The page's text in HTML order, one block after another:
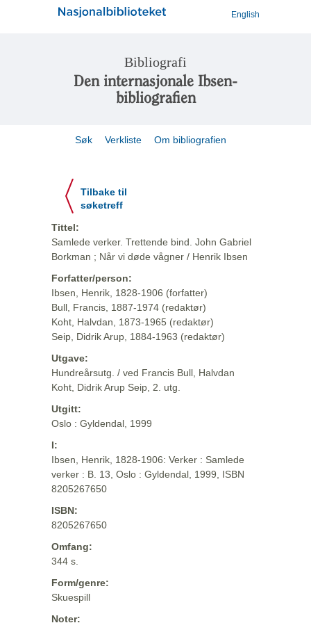
English
Bibliografi
Den internasjonale Ibsen-
bibliografien
Søk Verkliste Om bibliografien
Tilbake til
søketreff
Tittel:
Samlede verker. Trettende bind. John Gabriel
Borkman ; Når vi døde vågner / Henrik Ibsen
Forfatter/person:
Ibsen, Henrik, 1828-1906 (forfatter)
Bull, Francis, 1887-1974 (redaktør)
Koht, Halvdan, 1873-1965 (redaktør)
Seip, Didrik Arup, 1884-1963 (redaktør)
Utgave:
Hundreårsutg. / ved Francis Bull, Halvdan
Koht, Didrik Arup Seip, 2. utg.
Utgitt:
Oslo : Gyldendal, 1999
I:
Ibsen, Henrik, 1828-1906: Verker : Samlede
verker : B. 13, Oslo : Gyldendal, 1999, ISBN
8205267650
ISBN:
8205267650
Omfang:
344 s.
Form/genre:
Skuespill
Noter: